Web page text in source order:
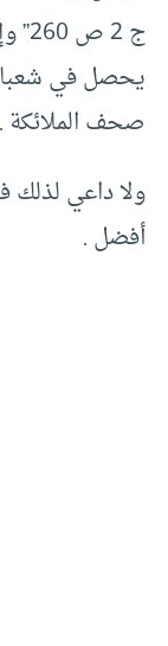
ج
يحصل في
صحف الملائكة .
ولا داعي لذلك
أفضل .